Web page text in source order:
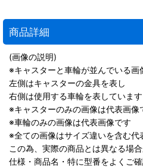
商品詳細
(画像の説明)
※キャスターと車輪が並んでいる画
左側はキャスターの金具を表し
右側は使用する車輪を表しています
※キャスターのみの画像は代表画像
※車輪のみの画像は代表画像です
※全ての画像はサイズ違いを含む代
この為、実際の商品とは異なる場
仕様・商品名・特に型番をよくご